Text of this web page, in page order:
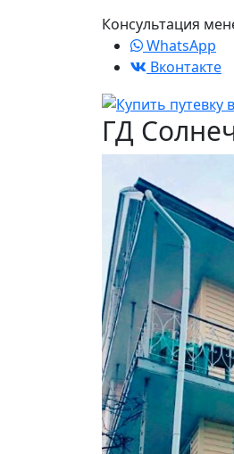
Консультация
WhatsApp
Вконтакте
ГД